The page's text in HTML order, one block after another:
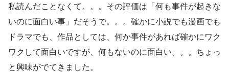
私読んだことなくて。。。その評価は「何も事件が起きな
いのに面白い事」だそうで。。。確かに小説でも漫画でも
ドラマでも、作品としては、何か事件があれば確かにワク
ワクして面白いですが、何もないのに面白い。。。ちょっ
と興味がでてきました。